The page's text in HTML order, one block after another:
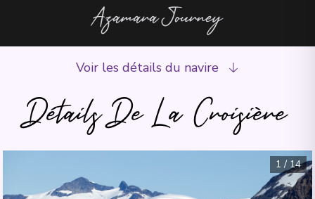
Azamara Journey
Détails De La Croisière
Voir les détails du navire
1 / 14